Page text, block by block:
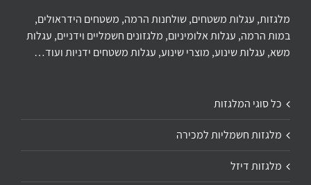
מלגזות, עגלות משטחים, שולחנות הרמה, משטחים הידראולים,
במות הרמה, עגלות אלומיניום, מלגזונים חשמליים וידניים, עגלות
משא, עגלות שינוע, מוצרי שינוע, עגלות משטחים ידניות ועוד…
כל סוגי המלגזות
מלגזות חשמליות למכירה
מלגזות דיזל